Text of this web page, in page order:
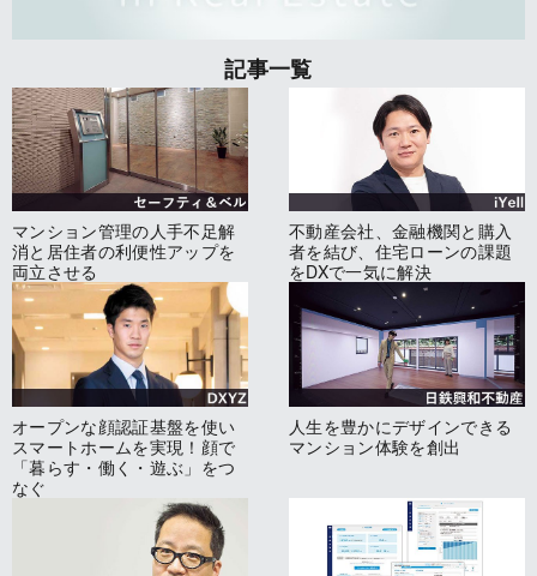
記事一覧
マンション管理の人手不足解
消と居住者の利便性アップを
両立させる
不動産会社、金融機関と購入
者を結び、住宅ローンの課題
をDXで一気に解決
オープンな顔認証基盤を使い
スマートホームを実現！顔で
「暮らす・働く・遊ぶ」をつ
なぐ
人生を豊かにデザインできる
マンション体験を創出